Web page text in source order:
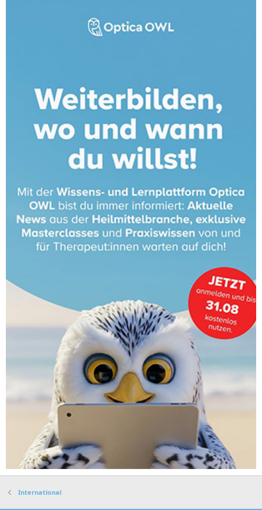
International